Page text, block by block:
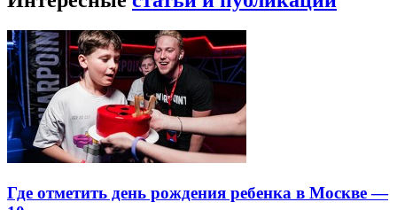
Где отметить день рождения ребенка в Москве —